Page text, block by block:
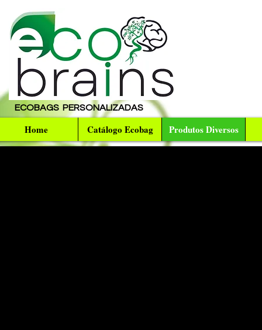
ECOBAGS PERSONALIZADAS
Home Catálogo Ecobag Produtos Diversos